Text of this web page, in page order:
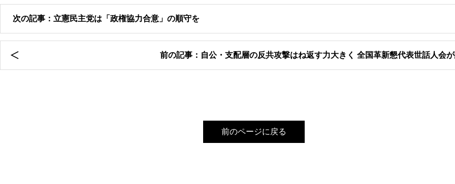
次の記事：立憲民主党は「政権協力合意」の順守を
前の記事：自公・支配層の反共攻撃はね返す力大きく 全国革新懇代表世話人会
前のページに戻る